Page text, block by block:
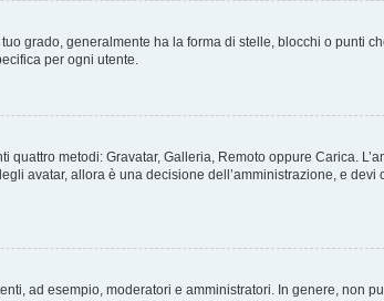
grado, generalmente ha la forma di stelle, blocchi o punti
per ogni utente.
metodi: Gravatar, Galleria, Remoto oppure Carica.
avatar, allora è una decisione dell’amministrazione, e devi
ad esempio, moderatori e amministratori. In genere, non